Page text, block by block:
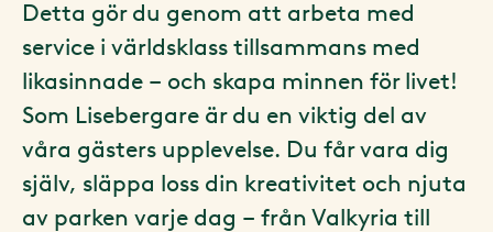
Detta gör du genom att arbeta med
service i världsklass tillsammans med
likasinnade – och skapa minnen för livet!
Som Lisebergare är du en viktig del av
våra gästers upplevelse. Du får vara dig
själv, släppa loss din kreativitet och njuta
av parken varje dag – från Valkyria till